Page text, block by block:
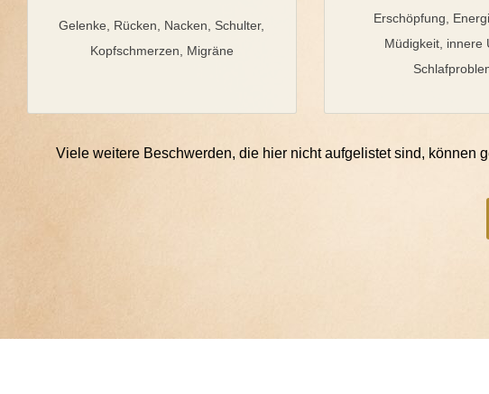
Gelenke, Rücken, Nacken, Schulter,
Kopfschmerzen, Migräne
Erschöpfung,
Müdigkeit, innere
Viele weitere Beschwerden, die hier nicht aufgelistet sind, können